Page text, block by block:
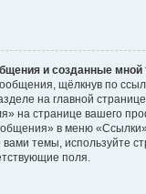
и созданные
щёлкнув по
на главной
на странице вашего
в меню
темы, используйте
поля.